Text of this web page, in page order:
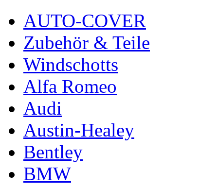
AUTO-COVER
Zubehör & Teile
Windschotts
Alfa Romeo
Audi
Austin-Healey
Bentley
BMW